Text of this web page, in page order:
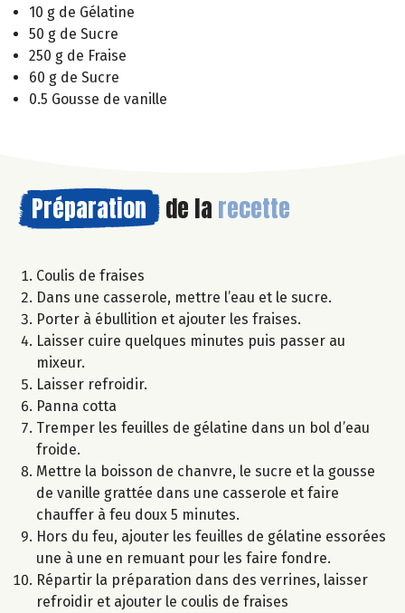
10 g de Gélatine
50 g de Sucre
250 g de Fraise
60 g de Sucre
0.5 Gousse de vanille
Préparation de la recette
Coulis de fraises
Dans une casserole, mettre l’eau et le sucre.
Porter à ébullition et ajouter les fraises.
Laisser cuire quelques minutes puis passer au
mixeur.
Laisser refroidir.
Panna cotta
Tremper les feuilles de gélatine dans un bol d’eau
froide.
Mettre la boisson de chanvre, le sucre et la gousse
de vanille grattée dans une casserole et faire
chauffer à feu doux 5 minutes.
Hors du feu, ajouter les feuilles de gélatine essorées
une à une en remuant pour les faire fondre.
Répartir la préparation dans des verrines, laisser
refroidir et ajouter le coulis de fraises